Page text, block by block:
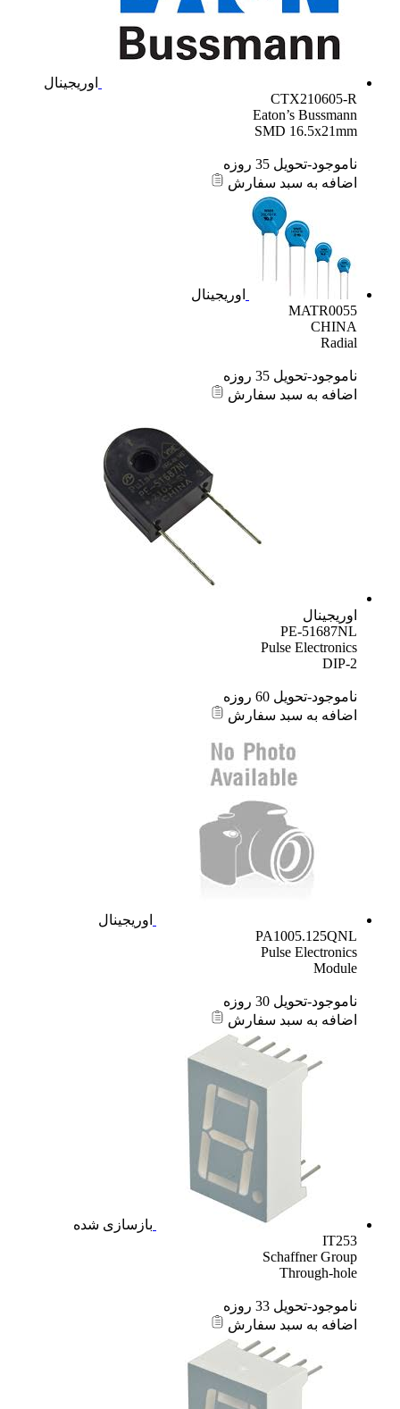
اوریجینال
CTX210605-R
Eaton’s Bussmann
SMD 16.5x21mm
ناموجود-تحویل 35 روزه
اضافه به سبد سفارش
اوریجینال
MATR0055
CHINA
Radial
ناموجود-تحویل 35 روزه
اضافه به سبد سفارش
اوریجینال
PE-51687NL
Pulse Electronics
DIP-2
ناموجود-تحویل 60 روزه
اضافه به سبد سفارش
اوریجینال
PA1005.125QNL
Pulse Electronics
Module
ناموجود-تحویل 30 روزه
اضافه به سبد سفارش
بازسازی شده
IT253
Schaffner Group
Through-hole
ناموجود-تحویل 33 روزه
اضافه به سبد سفارش